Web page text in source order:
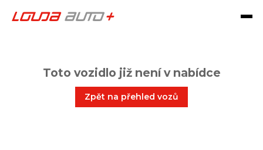
Toto vozidlo již není v nabídce
Zpět na přehled vozů